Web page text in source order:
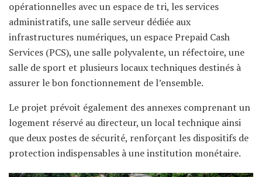
opérationnelles avec un espace de tri, les services
administratifs, une salle serveur dédiée aux
infrastructures numériques, un espace Prepaid Cash
Services (PCS), une salle polyvalente, un réfectoire, une
salle de sport et plusieurs locaux techniques destinés à
assurer le bon fonctionnement de l’ensemble.
Le projet prévoit également des annexes comprenant un
logement réservé au directeur, un local technique ainsi
que deux postes de sécurité, renforçant les dispositifs de
protection indispensables à une institution monétaire.